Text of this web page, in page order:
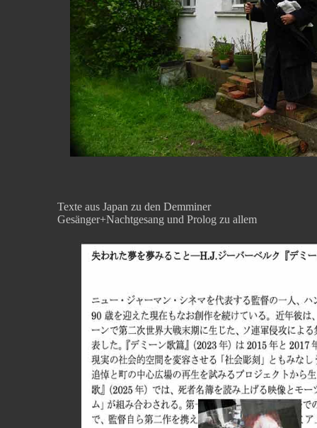
Texte aus Japan zu den Demminer
Gesänger+Nachtgesang und Prolog zu allem